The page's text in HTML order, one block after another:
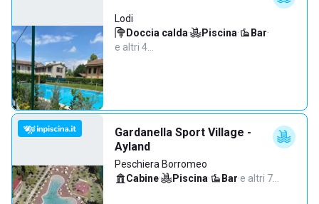
Lodi
Doccia calda· Piscina· Bar·
e altri 4…
Gardanella Sport Village -
Ayland
Peschiera Borromeo
Cabine· Piscina· Bar·e altri 7…